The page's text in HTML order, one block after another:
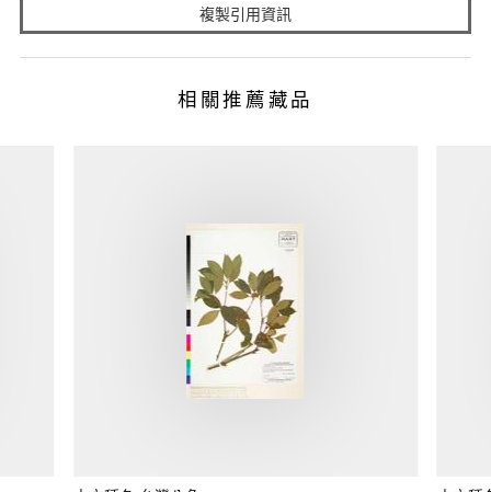
複製引用資訊
相關推薦藏品